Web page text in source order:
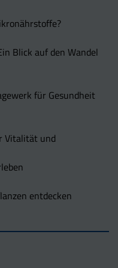
Blick auf den Wandel
für Gesundheit
Vitalität und
entdecken